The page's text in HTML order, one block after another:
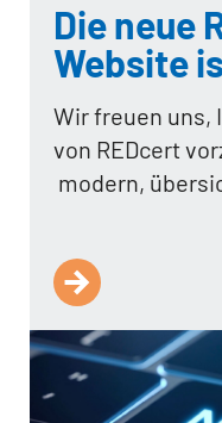
Die neue
Website
Wir freuen uns,
von REDcert
modern,